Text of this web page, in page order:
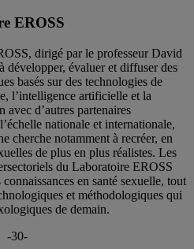
EROSS
dirigé par le professeur David
évaluer et diffuser des
basés sur des technologies de
l’intelligence artificielle et la
d’autres partenaires
nationale et internationale,
cherche notamment à recréer, en
de plus en plus réalistes. Les
du Laboratoire EROSS
en santé sexuelle, tout
et méthodologiques qui
de demain.
-30-